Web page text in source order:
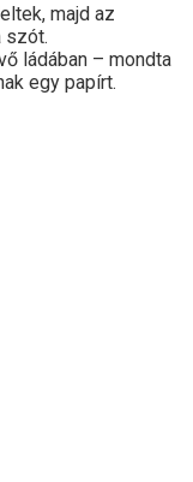
majd az
szót.
ládában – mondta
egy papírt.